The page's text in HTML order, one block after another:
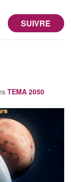
SUIVRE
TEMA 2050